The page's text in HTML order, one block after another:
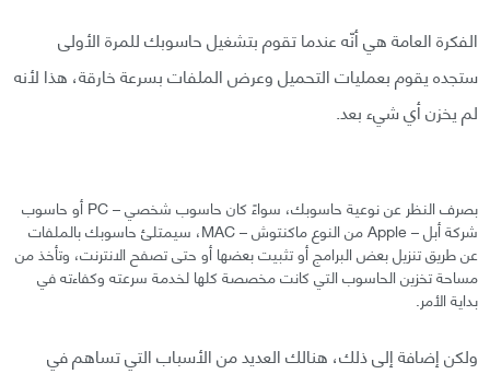
الفكرة العامة هي أنّه عندما تقوم بتشغيل حاسوبك للمرة الأولى
ستجده يقوم بعمليات التحميل وعرض الملفات بسرعة خارقة، هذا لأنه
لم يخزن أي شيء بعد.
بصرف النظر عن نوعية حاسوبك، سواءً كان حاسوب شخصي – PC أو حاسوب
شركة أبل – Apple من النوع ماكنتوش – MAC، سيمتلئ حاسوبك بالملفات
عن طريق تنزيل بعض البرامج أو تثبيت بعضها أو حتى تصفح الانترنت، وتأخذ من
مساحة تخزين الحاسوب التي كانت مخصصة كلها لخدمة سرعته وكفاءته في
بداية الأمر.
ولكن إضافة إلى ذلك، هنالك العديد من الأسباب التي تساهم في